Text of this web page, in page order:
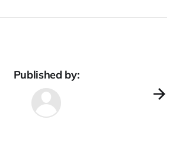
Published by: